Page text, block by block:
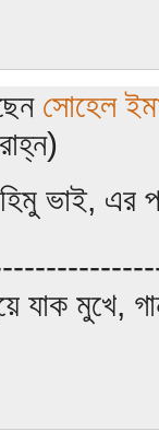
সোহেল
ভাই, এর
যাক মুখে,